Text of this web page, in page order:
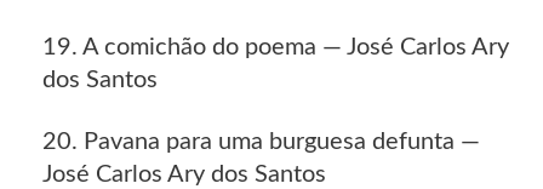
19. A comichão do poema — José Carlos Ary
dos Santos
20. Pavana para uma burguesa defunta —
José Carlos Ary dos Santos